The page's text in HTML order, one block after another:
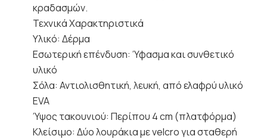
κραδασμών.
Τεχνικά Χαρακτηριστικά
Υλικό: Δέρμα
Εσωτερική επένδυση: Ύφασμα και συνθετικό
υλικό
Σόλα: Αντιολισθητική, λευκή, από ελαφρύ υλικό
EVA
Ύψος τακουνιού: Περίπου 4 cm (πλατφόρμα)
Κλείσιμο: Δύο λουράκια με velcro για σταθερή